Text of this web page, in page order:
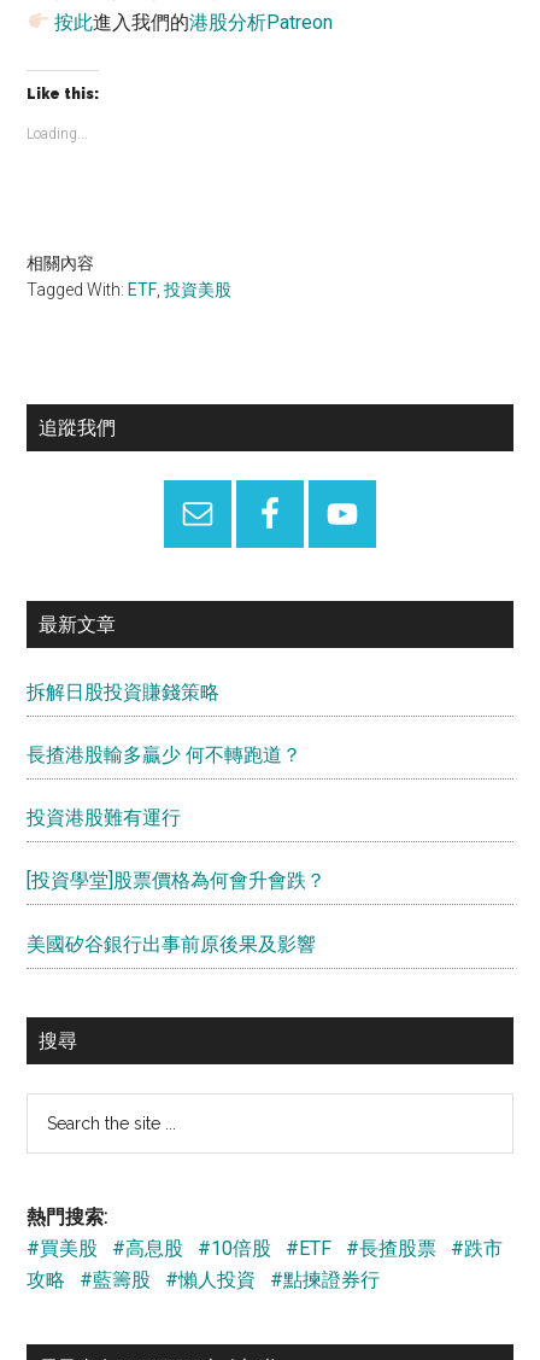
按此進入我們的港股分析Patreon
Like this:
Loading...
相關內容
Tagged With: ETF ,投資美股
Primary
追蹤我們
最新文章
拆解日股投資賺錢策略
長揸港股輸多贏少 何不轉跑道？
投資港股難有運行
[投資學堂]股票價格為何會升會跌？
美國矽谷銀行出事前原後果及影響
搜尋
熱門搜索:
#買美股
#高息股 #10倍股 #ETF #長揸股票
#跌市
攻略
#藍籌股 #懶人投資 #點揀證券行